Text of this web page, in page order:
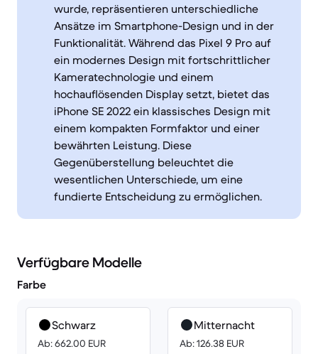
wurde, repräsentieren unterschiedliche
Ansätze im Smartphone-Design und in der
Funktionalität. Während das Pixel 9 Pro auf
ein modernes Design mit fortschrittlicher
Kameratechnologie und einem
hochauflösenden Display setzt, bietet das
iPhone SE 2022 ein klassisches Design mit
einem kompakten Formfaktor und einer
bewährten Leistung. Diese
Gegenüberstellung beleuchtet die
wesentlichen Unterschiede, um eine
fundierte Entscheidung zu ermöglichen.
Verfügbare Modelle
Farbe
Schwarz
Ab: 662.00 EUR
Mitternacht
Ab: 126.38 EUR